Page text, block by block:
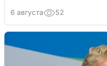
6 августа 52